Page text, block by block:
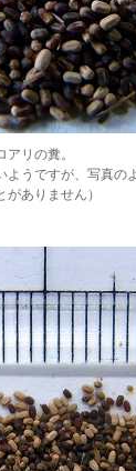
リの糞。
うですが、写真の
がありません）